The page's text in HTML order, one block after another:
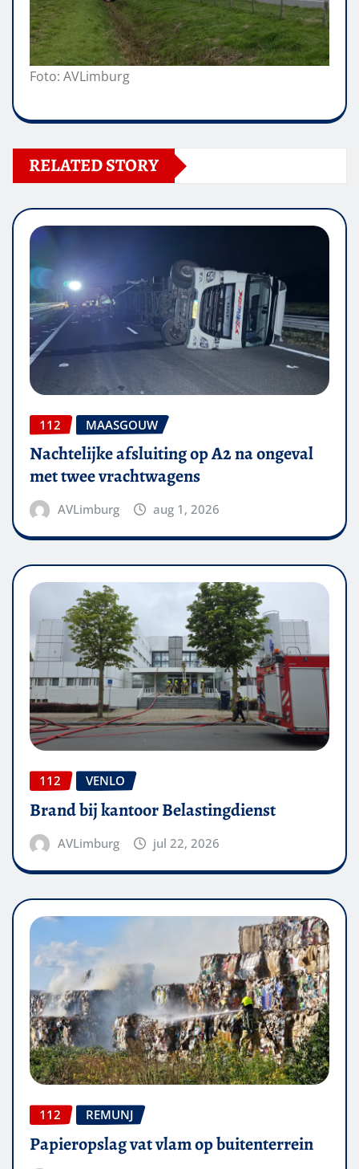
Foto: AVLimburg
RELATED STORY
112 MAASGOUW
Nachtelijke afsluiting op A2 na ongeval
met twee vrachtwagens
AVLimburg aug 1, 2026
112 VENLO
Brand bij kantoor Belastingdienst
AVLimburg jul 22, 2026
112 REMUNJ
Papieropslag vat vlam op buitenterrein